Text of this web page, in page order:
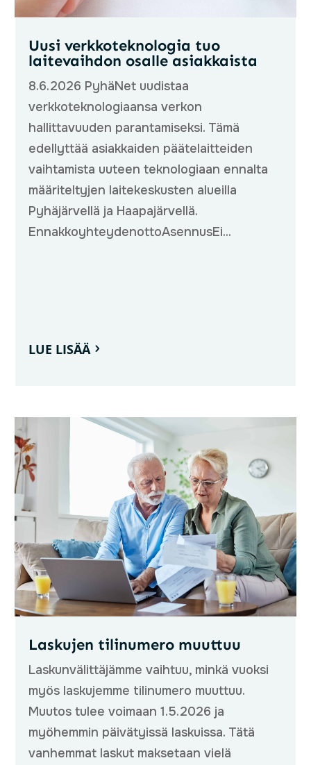
Uusi verkkoteknologia tuo
laitevaihdon osalle asiakkaista
8.6.2026 PyhäNet uudistaa
verkkoteknologiaansa verkon
hallittavuuden parantamiseksi. Tämä
edellyttää asiakkaiden päätelaitteiden
vaihtamista uuteen teknologiaan ennalta
määriteltyjen laitekeskusten alueilla
Pyhäjärvellä ja Haapajärvellä.
EnnakkoyhteydenottoAsennusEi...
LUE LISÄÄ
Laskujen tilinumero muuttuu
Laskunvälittäjämme vaihtuu, minkä vuoksi
myös laskujemme tilinumero muuttuu.
Muutos tulee voimaan 1.5.2026 ja
myöhemmin päivätyissä laskuissa. Tätä
vanhemmat laskut maksetaan vielä